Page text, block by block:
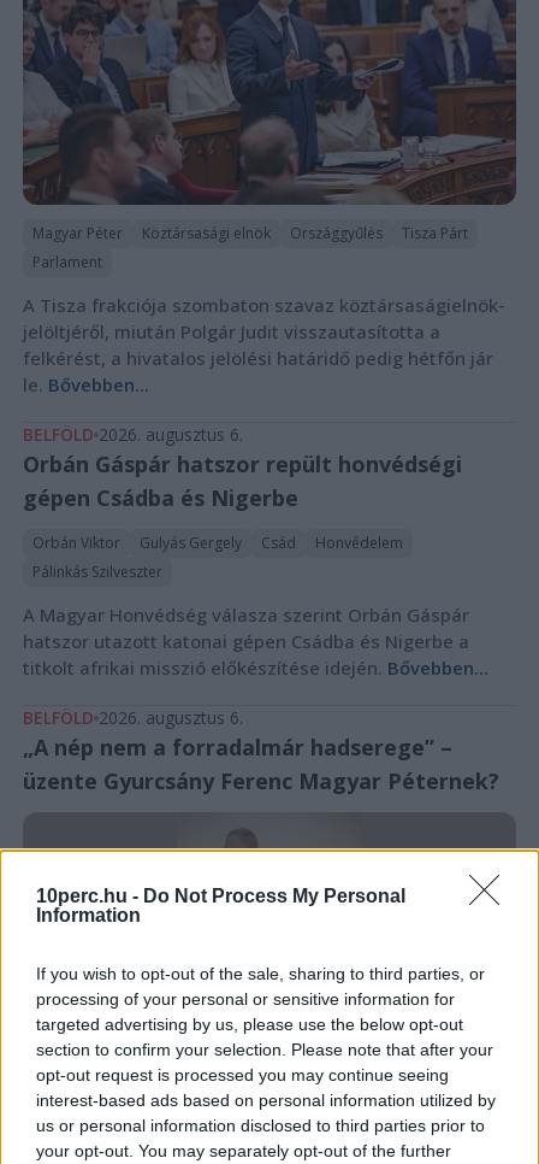
10perc.hu - Do Not Process My Personal
Information
If you wish to opt-out of the sale, sharing to third parties, or
processing of your personal or sensitive information for
targeted advertising by us, please use the below opt-out
section to confirm your selection. Please note that after your
opt-out request is processed you may continue seeing
interest-based ads based on personal information utilized by
us or personal information disclosed to third parties prior to
your opt-out. You may separately opt-out of the further
Magyar Péter Köztársasági elnök Országgyűlés
Tisza Párt
Parlament
A Tisza frakciója szombaton szavaz köztársaságielnök-
jelöltjéről, miután Polgár Judit visszautasította a
felkérést, a hivatalos jelölési határidő pedig hétfőn jár
le. Bővebben...
BELFÖLD 2026. augusztus 6.
Orbán Gáspár hatszor repült honvédségi
gépen Csádba és Nigerbe
Orbán Viktor Gulyás Gergely Csád
Honvédelem
Pálinkás Szilveszter
A Magyar Honvédség válasza szerint Orbán Gáspár
hatszor utazott katonai gépen Csádba és Nigerbe a
titkolt afrikai misszió előkészítése idején. Bővebben...
BELFÖLD 2026. augusztus 6.
„A nép nem a forradalmár hadserege” –
üzente Gyurcsány Ferenc Magyar Péternek?
Magyarország Magyar Péter Facebook
Gyurcsány Ferenc
Tisza Párt